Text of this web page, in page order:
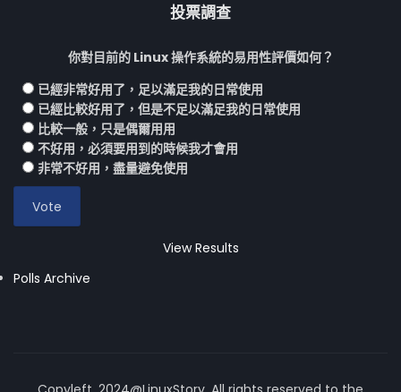
投票調查
你對目前的 Linux 操作系統的易用性評價如何？
已經非常好用了，足以滿足我的日常使用
已經比較好用了，但是不足以滿足我的日常使用
比較一般，只是偶爾用用
不好用，必須要用到的時候我才會用
非常不好用，盡量避免使用
View Results
Polls Archive